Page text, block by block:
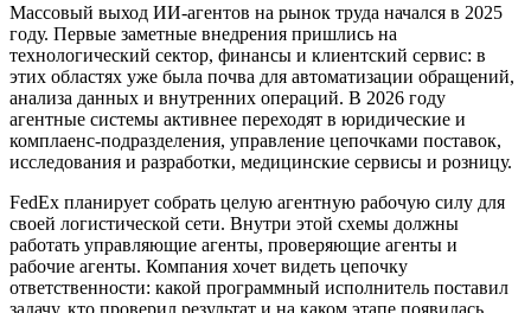
Массовый выход ИИ-агентов на рынок труда начался в 2025
году. Первые заметные внедрения пришлись на
технологический сектор, финансы и клиентский сервис: в
этих областях уже была почва для автоматизации обращений,
анализа данных и внутренних операций. В 2026 году
агентные системы активнее переходят в юридические и
комплаенс-подразделения, управление цепочками поставок,
исследования и разработки, медицинские сервисы и розницу.
FedEx планирует собрать целую агентную рабочую силу для
своей логистической сети. Внутри этой схемы должны
работать управляющие агенты, проверяющие агенты и
рабочие агенты. Компания хочет видеть цепочку
ответственности: какой программный исполнитель поставил
задачу, кто проверил результат и на каком этапе появилась